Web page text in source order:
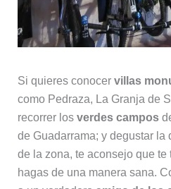
Si quieres conocer villas
como Pedraza, La Granja de
recorrer los verdes campos
de Guadarrama; y degustar la
de la zona, te aconsejo que te
hagas de una manera sana.